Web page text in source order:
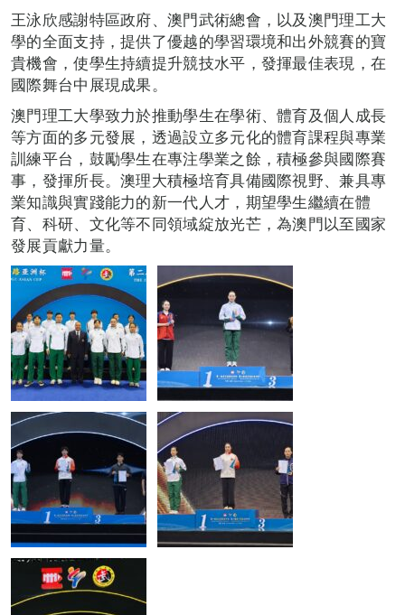
王泳欣感謝特區政府、澳門武術總會，以及澳門理工大
學的全面支持，提供了優越的學習環境和出外競賽的寶
貴機會，使學生持續提升競技水平，發揮最佳表現，在
國際舞台中展現成果。
澳門理工大學致力於推動學生在學術、體育及個人成長
等方面的多元發展，透過設立多元化的體育課程與專業
訓練平台，鼓勵學生在專注學業之餘，積極參與國際賽
事，發揮所長。澳理大積極培育具備國際視野、兼具專
業知識與實踐能力的新一代人才，期望學生繼續在體
育、科研、文化等不同領域綻放光芒，為澳門以至國家
發展貢獻力量。